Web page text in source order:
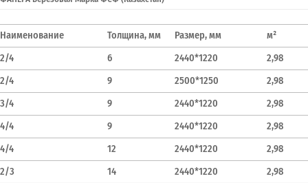
Наименование Толщина, мм Размер, мм
м²
2/4
6 2440*1220
2,98
2/4
9 2500*1250
2,98
3/4
9 2440*1220
2,98
4/4
9 2440*1220
2,98
4/4
12 2440*1220
2,98
2/3
14 2440*1220
2,98